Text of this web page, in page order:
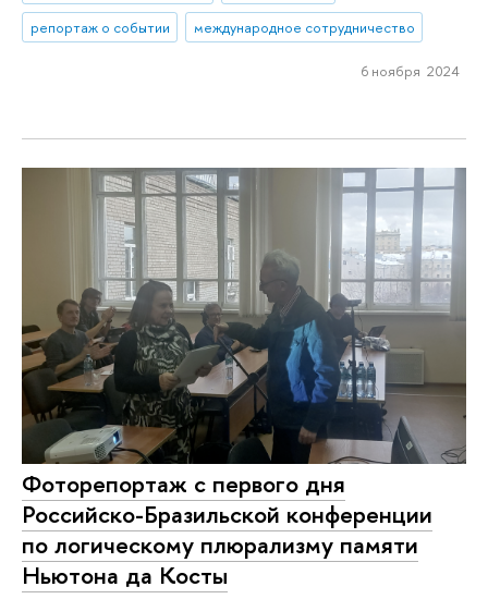
репортаж о событии
международное сотрудничество
6 ноября 2024
Фоторепортаж с первого дня
Российско-Бразильской конференции
по логическому плюрализму памяти
Ньютона да Косты